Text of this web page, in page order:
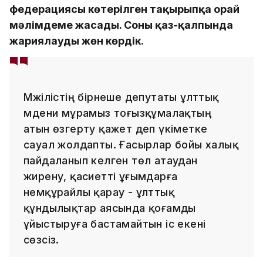
федерациясы көтерілген тақырыпқа орай
мәлімдеме жасады. Соны қаз-қалпында
жариялауды жөн көрдік.
Мәжілістің бірнеше депутаты ұлттық
мәдени мұрамыз тоғызқұмалақтың
атын өзгерту қажет деп үкіметке
сауал жолдапты. Ғасырлар бойы халық
пайдаланып келген төл атаудан
жирену, қасиетті ұғымдарға
немқұрайлы қарау - ұлттық
құндылықтар аясында қоғамды
ұйыстыруға бастамайтын іс екені
сөзсіз.